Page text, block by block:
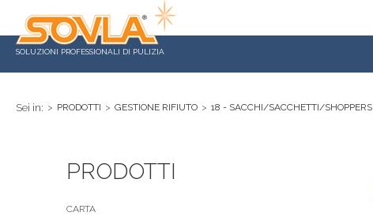
SOLUZIONI PROFESSIONALI DI PULIZIA
Sei in: > PRODOTTI > GESTIONE RIFIUTO > 18 - SACCHI/SACCHETTI/SHOPPERS
PRODOTTI
CARTA